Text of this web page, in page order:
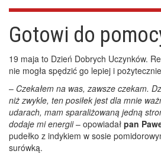
Gotowi do
19 maja to Dzień Dobrych Uczynków.
nie mogła spędzić go lepiej i
– Czekałem na was, zawsze czekam.
niż zwykle, ten posiłek jest dla mnie
udarach, mam sparaliżowaną jedną
dodaje mi energii– opowiadał pan
pudełko z indykiem w sosie
surówką.